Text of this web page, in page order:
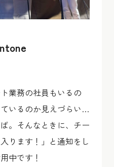
業務の社員もいるの
いるのか見えづらい…
。そんなときに、チー
ります！」と通知をし
中です！